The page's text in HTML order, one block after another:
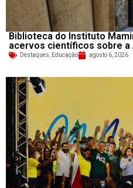
Biblioteca do Instituto
acervos científicos sobre a
Destaques Educação agosto 6, 2026